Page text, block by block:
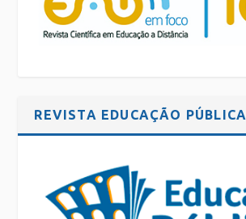
REVISTA EDUCAÇÃO PÚBLICA